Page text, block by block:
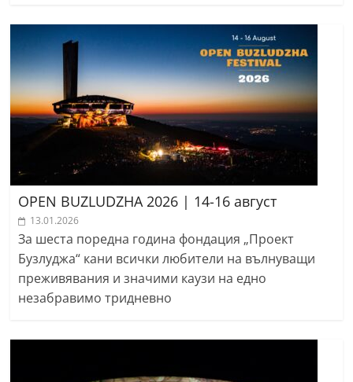
OPEN BUZLUDZHA 2026 | 14-16 август
13.01.2026
За шеста поредна година фондация „Проект
Бузлуджа“ кани всички любители на вълнуващи
преживявания и значими каузи на едно
незабравимо тридневно